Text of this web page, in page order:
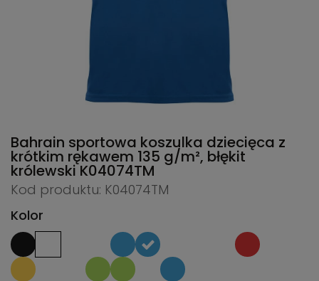
Bahrain sportowa koszulka dziecięca z
krótkim rękawem 135 g/m², błękit
królewskiK04074TM
Kod produktu: K04074TM
Kolor